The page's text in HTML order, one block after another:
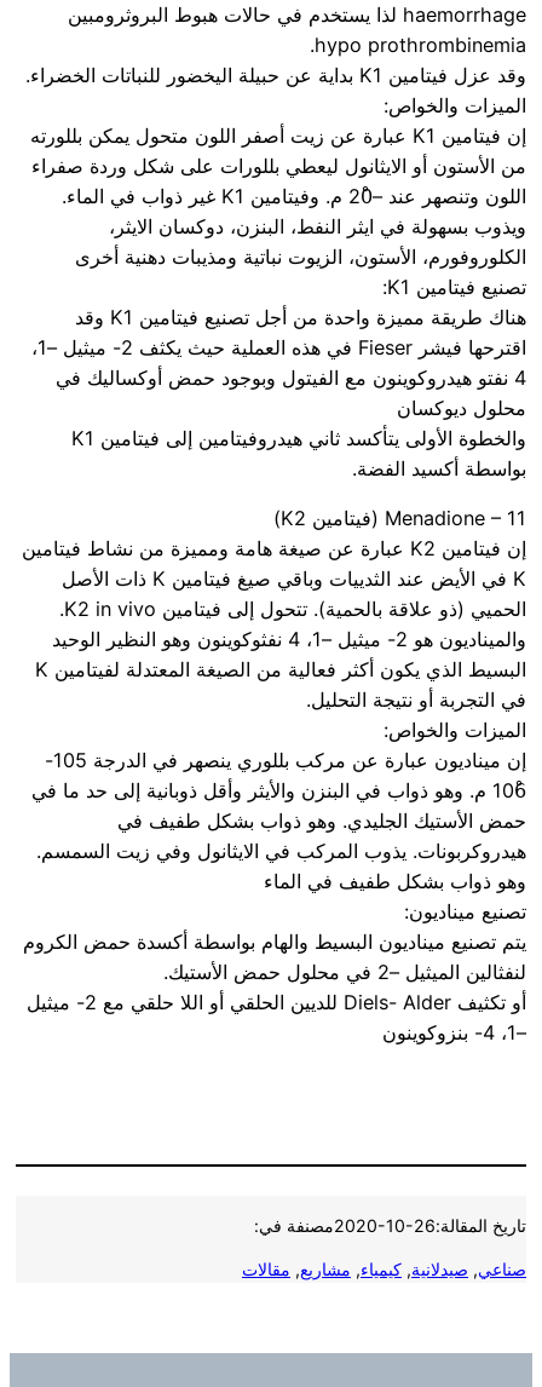
haemorrhage لذا يستخدم في حالات هبوط البروثرومبين
hypo prothrombinemia.
وقد عزل فيتامين K1 بداية عن حبيلة اليخضور للنباتات الخضراء.
الميزات والخواص:
إن فيتامين K1 عبارة عن زيت أصفر اللون متحول يمكن بللورته
من الأستون أو الايثانول ليعطي بللورات على شكل وردة صفراء
اللون وتنصهر عند –20ْ م. وفيتامين K1 غير ذواب في الماء.
ويذوب بسهولة في ايثر النفط، البنزن، دوكسان الايثر،
الكلوروفورم، الأستون، الزيوت نباتية ومذيبات دهنية أخرى
تصنيع فيتامين K1:
هناك طريقة مميزة واحدة من أجل تصنيع فيتامين K1 وقد
اقترحها فيشر Fieser في هذه العملية حيث يكثف 2- ميثيل –1،
4 نفتو هيدروكوينون مع الفيتول وبوجود حمض أوكساليك في
محلول ديوكسان
والخطوة الأولى يتأكسد ثاني هيدروفيتامين إلى فيتامين K1
بواسطة أكسيد الفضة.
Menadione – 11 (فيتامين K2)
إن فيتامين K2 عبارة عن صيغة هامة ومميزة من نشاط فيتامين
K في الأيض عند الثدييات وباقي صيغ فيتامين K ذات الأصل
الحميي (ذو علاقة بالحمية). تتحول إلى فيتامين K2 in vivo.
والميناديون هو 2- ميثيل –1، 4 نفثوكوينون وهو النظير الوحيد
البسيط الذي يكون أكثر فعالية من الصيغة المعتدلة لفيتامين K
في التجربة أو نتيجة التحليل.
الميزات والخواص:
إن ميناديون عبارة عن مركب بللوري ينصهر في الدرجة 105-
106ْ م. وهو ذواب في البنزن والأيثر وأقل ذوبانية إلى حد ما في
حمض الأستيك الجليدي. وهو ذواب بشكل طفيف في
هيدروكربونات. يذوب المركب في الايثانول وفي زيت السمسم.
وهو ذواب بشكل طفيف في الماء
تصنيع ميناديون:
يتم تصنيع ميناديون البسيط والهام بواسطة أكسدة حمض الكروم
لنفثالين الميثيل –2 في محلول حمض الأستيك.
أو تكثيف Diels- Alder للديين الحلقي أو اللا حلقي مع 2- ميثيل
–1، 4- بنزوكوينون
تاريخ المقالة:2020-10-26مصنفة في:
صناعي, صيدلانية, كيمياء, مشاريع, مقالات